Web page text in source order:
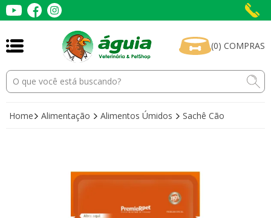
(0) COMPRAS
Home Alimentação Alimentos Úmidos Sachê Cão